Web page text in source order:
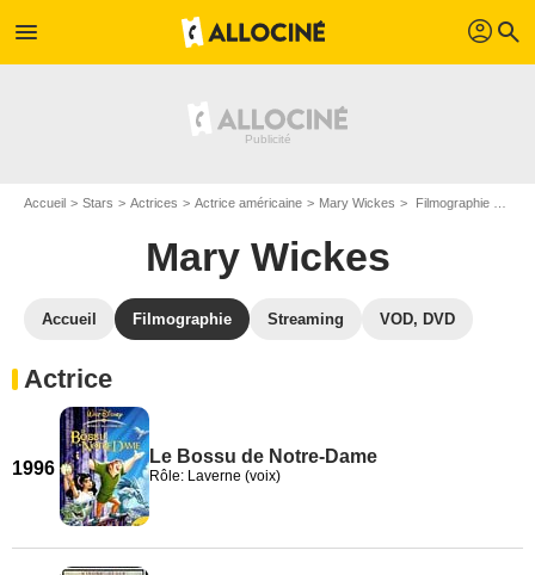
menu profil search
Accueil Stars Actrices Actrice américaine Mary Wickes Filmographie Mary Wickes
Mary Wickes
Accueil Filmographie Streaming VOD, DVD
Actrice
1996
Le Bossu de Notre-Dame
Rôle: Laverne (voix)